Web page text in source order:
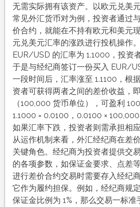
无需实际拥有该资产。以欧元兑美
常见外汇货币对为例，投资者通过
价合约，就能在不持有欧元和美元
元兑美元汇率的涨跌进行投机操作
EUR/USD 的汇率为 1.1000，投资
于是与经纪商签订一份买入 EUR/
一段时间后，汇率涨至 1.1100，根
资者可获得两者之间的差价收益，
（100,000 货币单位），可盈利
1.1000 = 0.0100，0.0100 ×
如果汇率下跌，投资者则需承担相应
从运作机制来看，外汇经纪商在差
关键角色。经纪商为投资者提供交
的各项参数，如保证金要求、点差
进行差价合约交易时需要存入经纪
它作为履约担保。例如，经纪商规
保证金比例为 1%，那么交易一标